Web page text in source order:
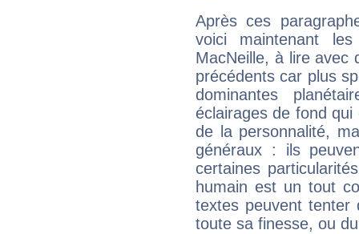
Après ces
voici maintenant
MacNeille, à lire avec
précédents car plus
dominantes
éclairages de fond
de la personnalité,
généraux : ils
certaines
humain est un tout
textes peuvent tenter
toute sa finesse, ou